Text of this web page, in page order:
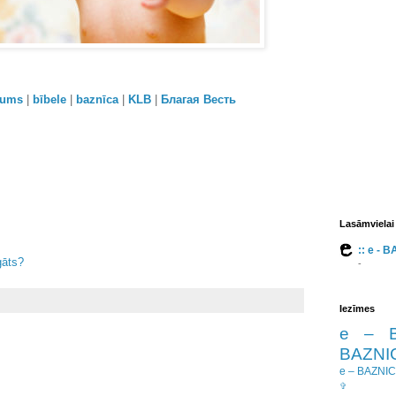
bībele baznīca| KLB Благая Весть
Lasāmvielai
:: e -
-
Iezīmes
e –
e –
✞